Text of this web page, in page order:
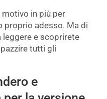
motivo in più per
proprio adesso. Ma di
leggere e scoprirete
tutti gli
e